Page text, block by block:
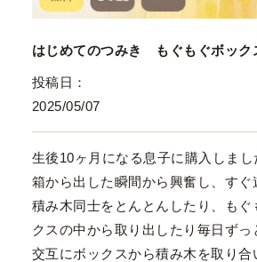
はじめてのつみき もぐもぐボック
投稿日
2025/05/07
生後10ヶ月になる息子に購入しまし
箱から出した瞬間から興奮し、すぐ
積み木同士をとんとんしたり、もぐ
クスの中から取り出したり毎日ずっ
交互にボックスから積み木を取り合